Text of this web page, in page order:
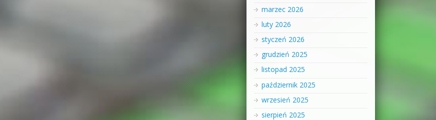
marzec 2026
luty 2026
styczeń 2026
grudzień 2025
listopad 2025
październik 2025
wrzesień 2025
sierpień 2025